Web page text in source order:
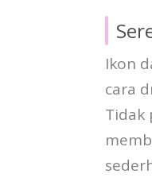
Ikon
cara
Tidak